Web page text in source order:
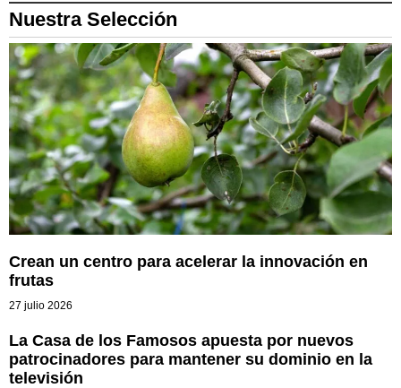
Nuestra Selección
Crean un centro para acelerar la innovación en
frutas
27 julio 2026
La Casa de los Famosos apuesta por nuevos
patrocinadores para mantener su dominio en la
televisión